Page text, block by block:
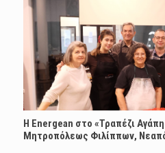
H Energean στο «Τραπέζι
Μητροπόλεως Φιλίππων,